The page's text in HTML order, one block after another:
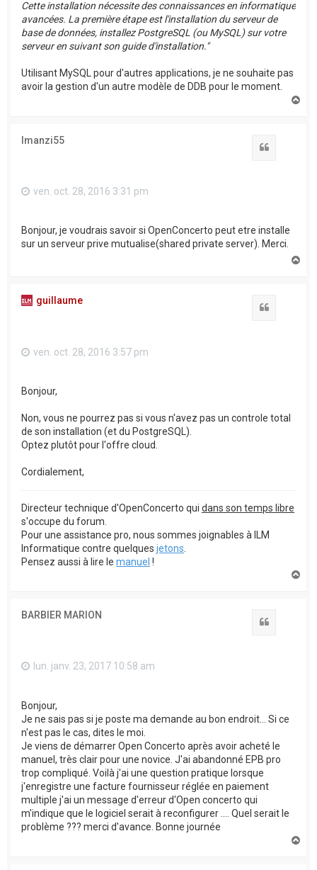
Cette installation nécessite des connaissances en informatique
avancées. La première étape est l'installation du serveur de
base de données, installez PostgreSQL (ou MySQL) sur votre
serveur en suivant son guide d'installation."
Utilisant MySQL pour d'autres applications, je ne souhaite pas
avoir la gestion d'un autre modèle de DDB pour le moment.
Imanzi55
ven. oct. 28, 2016 3:31 pm
Bonjour, je voudrais savoir si OpenConcerto peut etre installe
sur un serveur prive mutualise(shared private server). Merci.
guillaume
ven. oct. 28, 2016 3:57 pm
Bonjour,
Non, vous ne pourrez pas si vous n'avez pas un controle total
de son installation (et du PostgreSQL).
Optez plutôt pour l'offre cloud.
Cordialement,
Directeur technique d'OpenConcerto qui dans son temps libre
s'occupe du forum.
Pour une assistance pro, nous sommes joignables à ILM
Informatique contre quelques jetons
Pensez aussi à lire le manuel !
BARBIER MARION
lun. janv. 23, 2017 10:58 am
Bonjour,
Je ne sais pas si je poste ma demande au bon endroit... Si ce
n'est pas le cas, dites le moi.
Je viens de démarrer Open Concerto après avoir acheté le
manuel, très clair pour une novice. J'ai abandonné EPB pro
trop compliqué. Voilà j'ai une question pratique lorsque
j'enregistre une facture fournisseur réglée en paiement
multiple j'ai un message d'erreur d'Open concerto qui
m'indique que le logiciel serait à reconfigurer .... Quel serait le
problème ??? merci d'avance. Bonne journée